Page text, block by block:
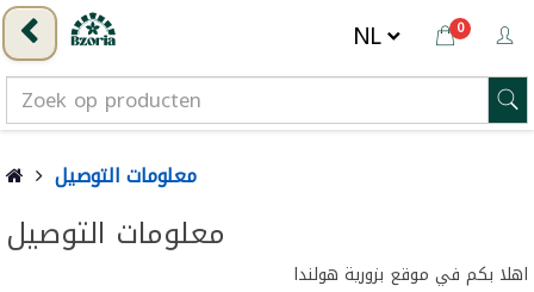
0
معلومات التوصيل
معلومات التوصيل
اهلا بكم في موقع بزورية هولندا